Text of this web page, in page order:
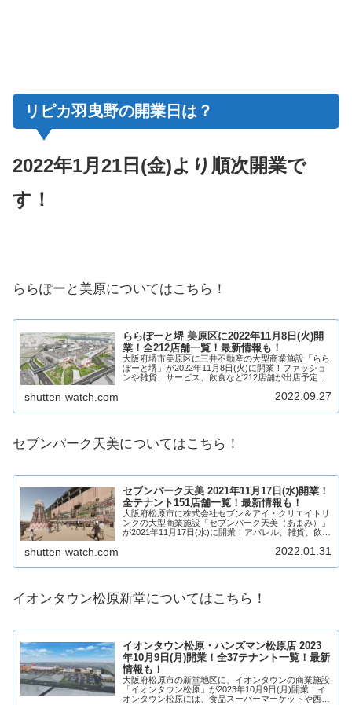
リピカ羽曳野の開業日は？
2022年1月21日(金)より順次開業で
す！
ららぽーと美原についてはこちら！
ららぽーと堺 美原区に2022年11月8日(火)開
業！全212店舗一覧！最新情報も！
大阪府堺市美原区に三井不動産の大型商業施設「らら
ぽーと堺」が2022年11月8日(火)に開業！ファッショ
ンや雑貨、サービス、飲食など212店舗が出店予定！
は？アクセスは？そういった疑問も含め、美...
shutten-watch.com 2022.09.27
セブンパーク天美についてはこちら！
セブンパーク天美 2021年11月17日(水)開業！
全テナント151店舗一覧！最新情報も！
大阪府松原市に株式会社セブン＆アイ・クリエイトリ
ンクの大型商業施設「セブンパーク天美（あまみ）」
が2021年11月17日(水)に開業！アパレル、雑貨、飲食
セブンパーク天美についてテナントや求...
shutten-watch.com 2022.01.31
イオンタウン松原新堂についてはこちら！
イオンタウン松原・ハンズマン松原店 2023
年10月9日(月)開業！全37テナント一覧！最新
情報も！
大阪府松原市の新堂地区に、イオンタウンの商業施設
「イオンタウン松原」が2023年10月9日(月)開業！イ
オンタウン松原には、食品スーパーマーケットや西日